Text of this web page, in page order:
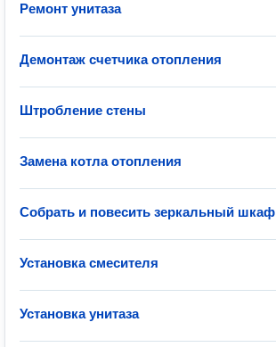
Ремонт унитаза
Демонтаж счетчика отопления
Штробление стены
Замена котла отопления
Собрать и повесить зеркальный шкаф
Установка смесителя
Установка унитаза